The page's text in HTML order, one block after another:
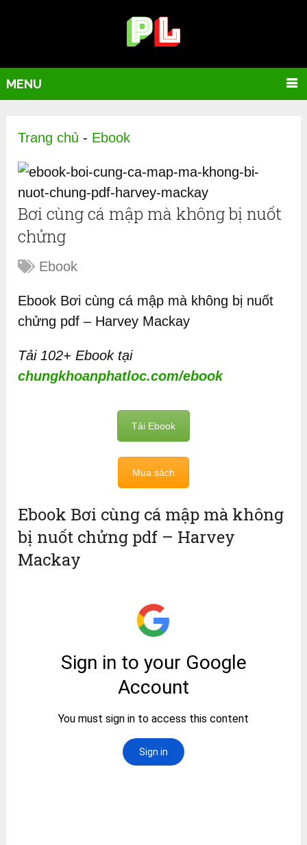
MENU
Trang chủ - Ebook
Bơi cùng cá mập mà không bị nuốt
chửng
Ebook
Ebook Bơi cùng cá mập mà không bị nuốt
chửng pdf – Harvey Mackay
Tải 102+ Ebook tại
chungkhoanphatloc.com/ebook
Tải Ebook
Mua sách
Ebook Bơi cùng cá mập mà không
bị nuốt chửng pdf – Harvey
Mackay